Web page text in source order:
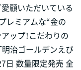
顧いただいている
レミアムな“金の
ップ！こだわりの
明治ゴールデンえび
日 数量限定発売 全